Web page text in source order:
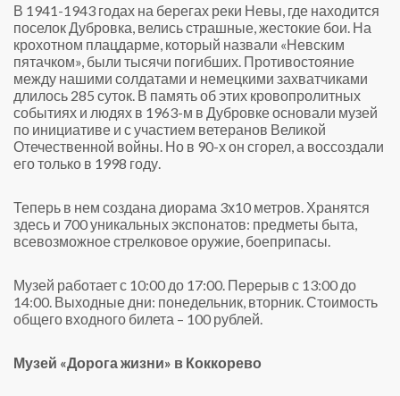
В 1941-1943 годах на берегах реки Невы, где находится
поселок Дубровка, велись страшные, жестокие бои. На
крохотном плацдарме, который назвали «Невским
пятачком», были тысячи погибших. Противостояние
между нашими солдатами и немецкими захватчиками
длилось 285 суток. В память об этих кровопролитных
событиях и людях в 1963-м в Дубровке основали музей
по инициативе и с участием ветеранов Великой
Отечественной войны. Но в 90-х он сгорел, а воссоздали
его только в 1998 году.
Теперь в нем создана диорама 3х10 метров. Хранятся
здесь и 700 уникальных экспонатов: предметы быта,
всевозможное стрелковое оружие, боеприпасы.
Музей работает с 10:00 до 17:00. Перерыв с 13:00 до
14:00. Выходные дни: понедельник, вторник. Стоимость
общего входного билета – 100 рублей.
Музей «Дорога жизни» в Коккорево